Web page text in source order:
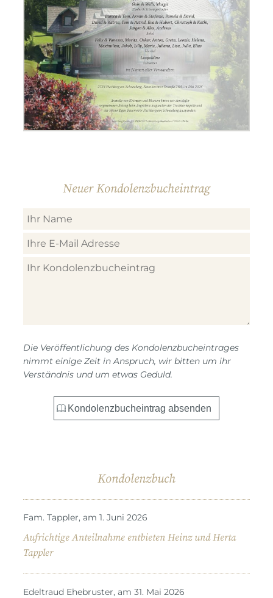
Neuer Kondolenzbucheintrag
Die Veröffentlichung des Kondolenzbucheintrages
nimmt einige Zeit in Anspruch, wir bitten um ihr
Verständnis und um etwas Geduld.
Kondolenzbuch
Fam. Tappler, am 1. Juni 2026
Aufrichtige Anteilnahme entbieten Heinz und Herta
Tappler
Edeltraud Ehebruster, am 31. Mai 2026